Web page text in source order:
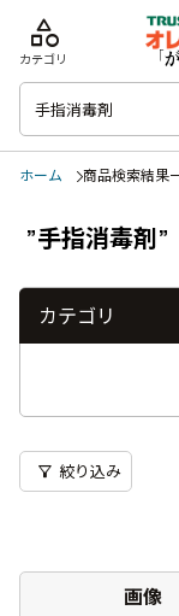
category
カテゴリ
ホーム 商品検索結果
”手指消毒剤”
filter_alt 絞り込み
画像
カテゴリ